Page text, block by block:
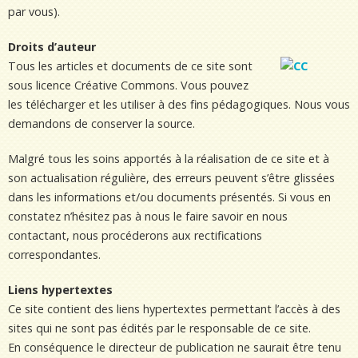
par vous).
Droits d’auteur
Tous les articles et documents de ce site sont
sous licence Créative Commons. Vous pouvez
les télécharger et les utiliser à des fins pédagogiques. Nous vous
demandons de conserver la source.
Malgré tous les soins apportés à la réalisation de ce site et à
son actualisation régulière, des erreurs peuvent s’être glissées
dans les informations et/ou documents présentés. Si vous en
constatez n’hésitez pas à nous le faire savoir en nous
contactant, nous procéderons aux rectifications
correspondantes.
Liens hypertextes
Ce site contient des liens hypertextes permettant l’accès à des
sites qui ne sont pas édités par le responsable de ce site.
En conséquence le directeur de publication ne saurait être tenu